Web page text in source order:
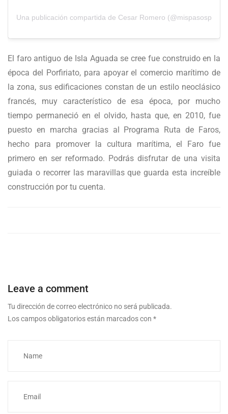
Una publicación compartida de Cesar Romero
El faro antiguo de Isla Aguada se cree fue construido en la
época del Porfiriato, para apoyar el comercio marítimo de
la zona, sus edificaciones constan de un estilo neoclásico
francés, muy característico de esa época, por mucho
tiempo permaneció en el olvido, hasta que, en 2010, fue
puesto en marcha gracias al Programa Ruta de Faros,
hecho para promover la cultura marítima, el Faro fue
primero en ser reformado. Podrás disfrutar de una visita
guiada o recorrer las maravillas que guarda esta increíble
construcción por tu cuenta.
Leave a comment
Tu dirección de correo electrónico no será publicada.
Los campos obligatorios están marcados con *